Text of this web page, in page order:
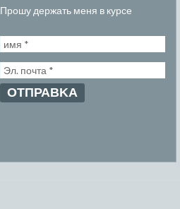
Прошу держать меня в курсе